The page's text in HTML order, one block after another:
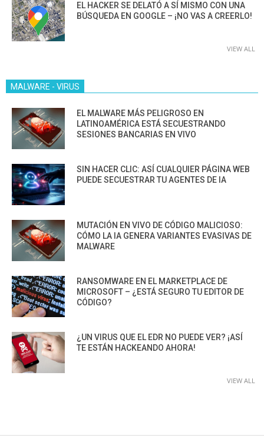
EL HACKER SE DELATÓ A SÍ MISMO CON UNA
BÚSQUEDA EN GOOGLE – ¡NO VAS A CREERLO!
VIEW ALL
MALWARE - VIRUS
EL MALWARE MÁS PELIGROSO EN
LATINOAMÉRICA ESTÁ SECUESTRANDO
SESIONES BANCARIAS EN VIVO
SIN HACER CLIC: ASÍ CUALQUIER PÁGINA WEB
PUEDE SECUESTRAR TU AGENTES DE IA
MUTACIÓN EN VIVO DE CÓDIGO MALICIOSO:
CÓMO LA IA GENERA VARIANTES EVASIVAS DE
MALWARE
RANSOMWARE EN EL MARKETPLACE DE
MICROSOFT – ¿ESTÁ SEGURO TU EDITOR DE
CÓDIGO?
¿UN VIRUS QUE EL EDR NO PUEDE VER? ¡ASÍ
TE ESTÁN HACKEANDO AHORA!
VIEW ALL